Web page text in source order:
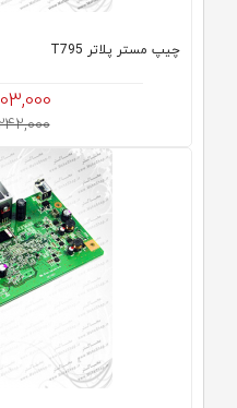
چیپ مستر پلاتر T795
3,242,000